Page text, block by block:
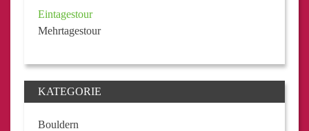
Eintagestour
Mehrtagestour
KATEGORIE
Bouldern